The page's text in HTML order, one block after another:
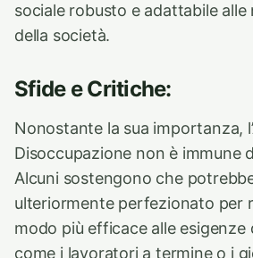
sociale robusto e adattabile alle
della società.
Sfide e Critiche:
Nonostante la sua importanza,
Disoccupazione non è immune
Alcuni sostengono che
ulteriormente perfezionato per
modo più efficace alle esigenze
come i lavoratori a termine o i